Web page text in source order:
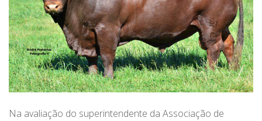
Na avaliação do superintendente da Associação de